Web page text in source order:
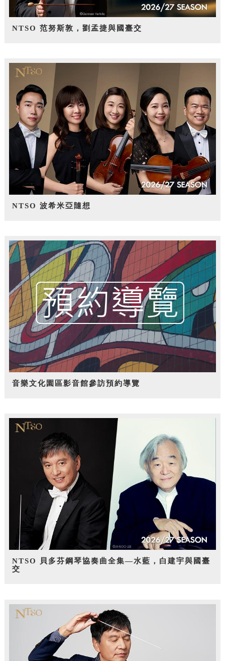
NTSO 范努斯敦，劉孟捷與國臺交
NTSO 波希米亞隨想
音樂文化園區影音館參訪預約導覽
NTSO 貝多芬鋼琴協奏曲全集—水藍，白建宇與國臺
交